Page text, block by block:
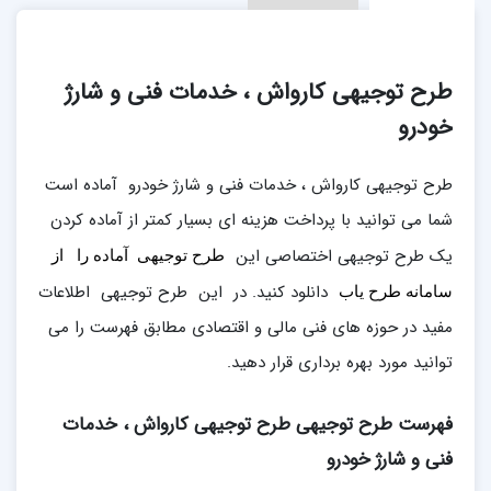
طرح توجیهی کارواش ، خدمات فنی و شارژ
خودرو
طرح توجیهی کارواش ، خدمات فنی و شارژ خودرو آماده است
شما می توانید با پرداخت هزینه ای بسیار کمتر از آماده کردن
یک طرح توجیهی اختصاصی این طرح توجیهی آماده را از
سامانه طرح یاب دانلود کنید. در این طرح توجیهی اطلاعات
مفید در حوزه های فنی مالی و اقتصادی مطابق فهرست را می
توانید مورد بهره برداری قرار دهید.
فهرست طرح توجیهی طرح توجیهی کارواش ، خدمات
فنی و شارژ خودرو